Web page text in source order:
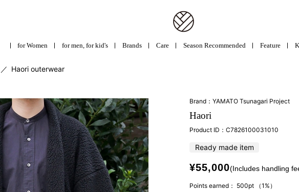
for Women for men, for kid's Brands Care Season Recommended Feature
／ Haori outerwear
Brand：YAMATO Tsunagari Project
Haori
Product ID： C7826100031010
Ready made item
¥55,000(Includes handling
Points earned： 500pt （1%）